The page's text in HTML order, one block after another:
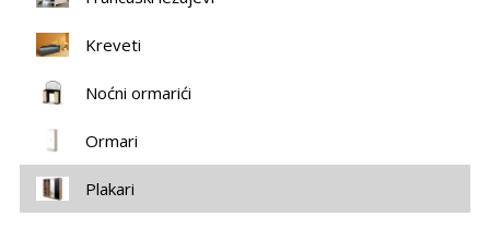
Kreveti
Noćni ormarići
Ormari
Plakari